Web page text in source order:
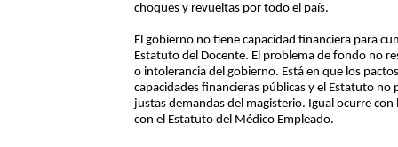
choques y revueltas por todo el país.
El gobierno no tiene capacidad financiera para
Estatuto del Docente. El problema de fondo no
o intolerancia del gobierno. Está en que los
capacidades financieras públicas y el Estatuto
justas demandas del magisterio. Igual ocurre
con el Estatuto del Médico Empleado.